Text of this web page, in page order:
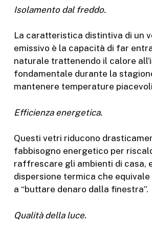
Isolamento dal freddo.
La caratteristica distintiva di un
emissivo è la capacità di far
naturale trattenendo il calore
fondamentale durante la
mantenere temperature
Efficienza energetica.
Questi vetri riducono
fabbisogno energetico per
raffrescare gli ambienti di casa,
dispersione termica che
a “buttare denaro dalla finestra”.
Qualità della luce.